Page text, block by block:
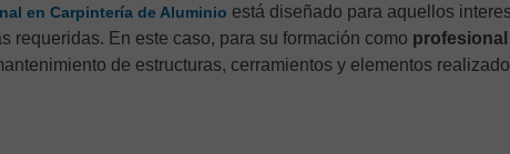
en Carpintería de Aluminio está diseñado para aquellos
requeridas. En este caso, para su formación como profesional
de estructuras, cerramientos y elementos